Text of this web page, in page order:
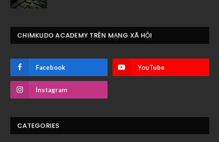
CHIMKUDO ACADEMY TRÊN MẠNG XÃ HỘI
Facebook YouTube
Instagram
CATEGORIES